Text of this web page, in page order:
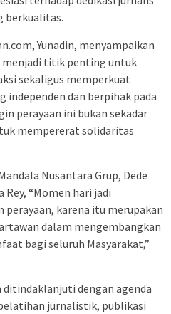
berkualitas.
Yunadin, menyampaikan
menjadi titik penting untuk
sekaligus memperkuat
independen dan berpihak pada
perayaan ini bukan sekadar
mempererat solidaritas
Nusantara Grup, Dede
Rey, “Momen hari jadi
karena itu merupakan
dalam mengembangkan
bagi seluruh Masyarakat,”
ditindaklanjuti dengan agenda
jurnalistik, publikasi